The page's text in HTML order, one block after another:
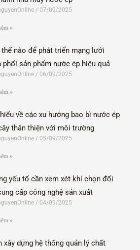
07/09/2025
»
thế nào để phát triển mạng lưới
phối sản phẩm nước ép hiệu quả
06/09/2025
»
về các xu hướng bao bì nước ép
thân thiện với môi trường
05/09/2025
»
yếu tố cần xem xét khi chọn đối
cấp công nghệ sản xuất
04/09/2025
»
xây dựng hệ thống quản lý chất